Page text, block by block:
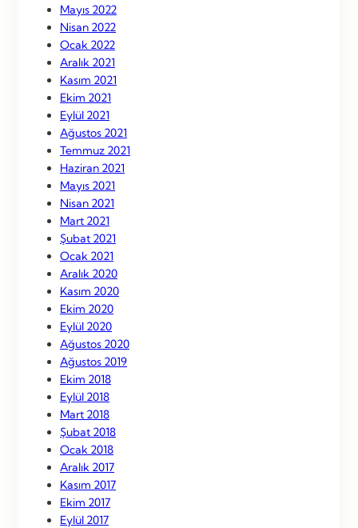
Mayıs 2022
Nisan 2022
Ocak 2022
Aralık 2021
Kasım 2021
Ekim 2021
Eylül 2021
Ağustos 2021
Temmuz 2021
Haziran 2021
Mayıs 2021
Nisan 2021
Mart 2021
Şubat 2021
Ocak 2021
Aralık 2020
Kasım 2020
Ekim 2020
Eylül 2020
Ağustos 2020
Ağustos 2019
Ekim 2018
Eylül 2018
Mart 2018
Şubat 2018
Ocak 2018
Aralık 2017
Kasım 2017
Ekim 2017
Eylül 2017